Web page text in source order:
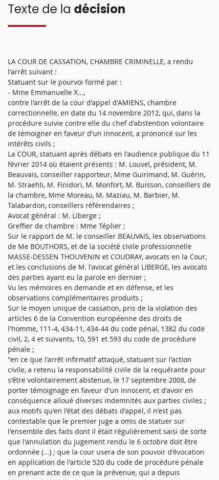
Texte de la décision
LA COUR DE CASSATION, CHAMBRE CRIMINELLE, a rendu
l'arrêt suivant :
Statuant sur le pourvoi formé par :
- Mme Emmanuelle X...,
contre l'arrêt de la cour d'appel d'AMIENS, chambre
correctionnelle, en date du 14 novembre 2012, qui, dans la
procédure suivie contre elle du chef d'abstention volontaire
de témoigner en faveur d'un innocent, a prononcé sur les
intérêts civils ;
La COUR, statuant après débats en l'audience publique du 11
février 2014 où étaient présents : M. Louvel, président, M.
Beauvais, conseiller rapporteur, Mme Guirimand, M. Guérin,
M. Straehli, M. Finidori, M. Monfort, M. Buisson, conseillers de
la chambre, Mme Moreau, M. Maziau, M. Barbier, M.
Talabardon, conseillers référendaires ;
Avocat général : M. Liberge ;
Greffier de chambre : Mme Téplier ;
Sur le rapport de M. le conseiller BEAUVAIS, les observations
de Me BOUTHORS, et de la société civile professionnelle
MASSE-DESSEN THOUVENIN et COUDRAY, avocats en la Cour,
et les conclusions de M. l'avocat général LIBERGE, les avocats
des parties ayant eu la parole en dernier ;
Vu les mémoires en demande et en défense, et les
observations complémentaires produits ;
Sur le moyen unique de cassation, pris de la violation des
articles 6 de la Convention européenne des droits de
l'homme, 111-4, 434-11, 434-44 du code pénal, 1382 du code
civil, 2, 4 et suivants, 10, 591 et 593 du code de procédure
pénale ;
"en ce que l'arrêt infirmatif attaqué, statuant sur l'action
civile, a retenu la responsabilité civile de la requérante pour
s'être volontairement abstenue, le 17 septembre 2008, de
porter témoignage en faveur d'un innocent, et d'avoir en
conséquence alloué diverses indemnités aux parties civiles ;
aux motifs qu'en l'état des débats d'appel, il n'est pas
contestable que le premier juge a omis de statuer sur
l'ensemble des faits dont il était régulièrement saisi de sorte
que l'annulation du jugement rendu le 6 octobre doit être
ordonnée (...) ; que la cour usera de son pouvoir d'évocation
en application de l'article 520 du code de procédure pénale
en prenant acte de ce que la prévenue, qui a depuis